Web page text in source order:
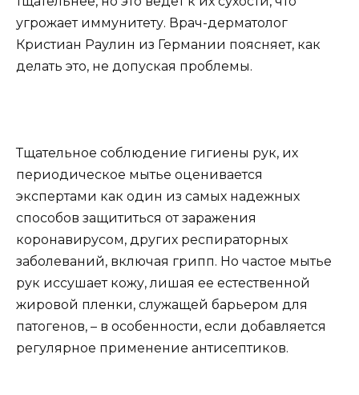
угрожает иммунитету. Врач-дерматолог
Кристиан Раулин из Германии поясняет, как
делать это, не допуская проблемы.
Тщательное соблюдение гигиены рук, их
периодическое мытье оценивается
экспертами как один из самых надежных
способов защититься от заражения
коронавирусом, других респираторных
заболеваний, включая грипп. Но частое мытье
рук иссушает кожу, лишая ее естественной
жировой пленки, служащей барьером для
патогенов, – в особенности, если добавляется
регулярное применение антисептиков.